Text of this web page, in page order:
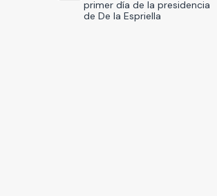
primer día de la presidencia
de De la Espriella